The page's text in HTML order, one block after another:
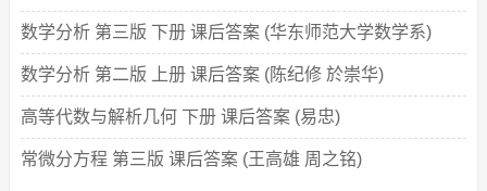
数学分析 第三版 下册 课后答案 (华东师范大学数学系)
数学分析 第二版 上册 课后答案 (陈纪修 於崇华)
高等代数与解析几何 下册 课后答案 (易忠)
常微分方程 第三版 课后答案 (王高雄 周之铭)